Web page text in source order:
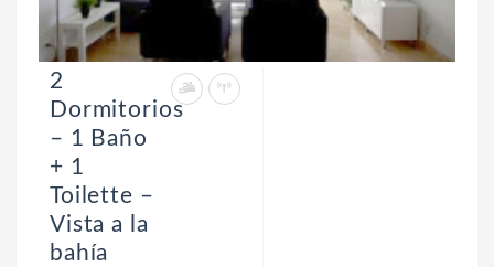
2
Dormitorios
– 1 Baño
+ 1
Toilette –
Vista a la
bahía